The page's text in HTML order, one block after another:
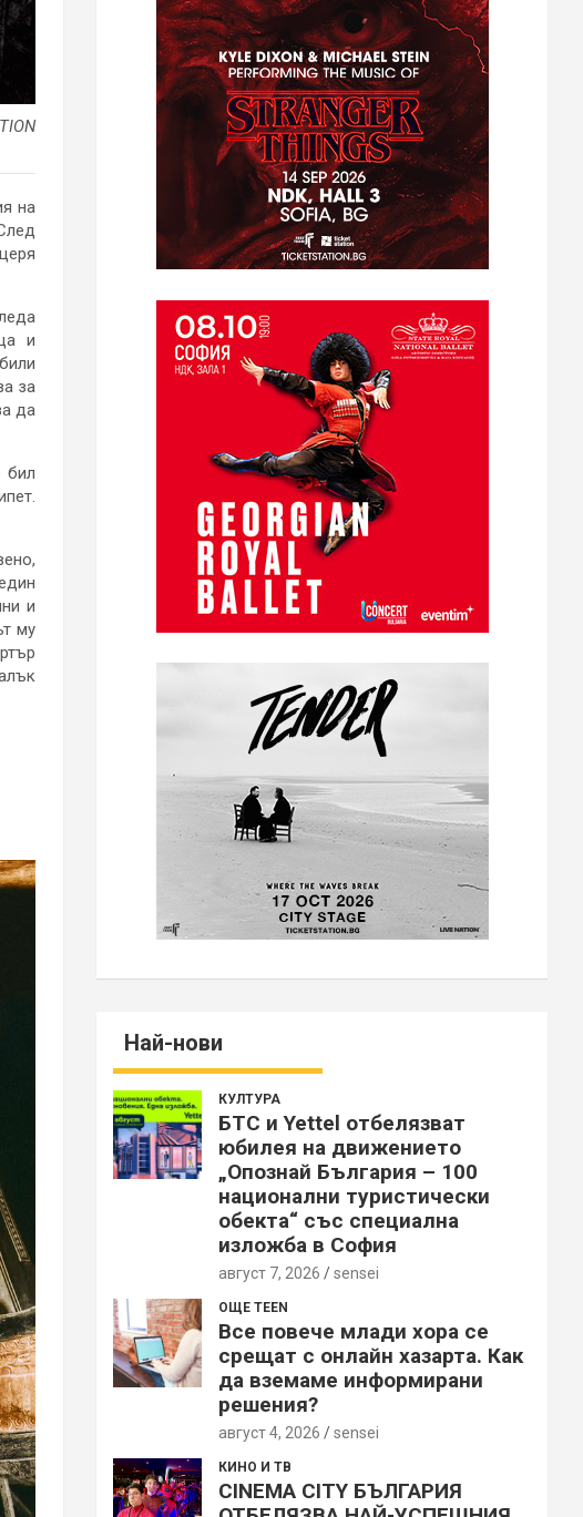
на
и
за
да
бил
и
му
Най-нови
КУЛТУРА
БТС и Yettel отбелязват
юбилея на движението
„Опознай България – 100
национални туристически
обекта“ със специална
изложба в София
август 7, 2026 sensei
ОЩЕ TEEN
Все повече млади хора се
срещат с онлайн хазарта. Как
да вземаме информирани
решения?
август 4, 2026 sensei
КИНО И ТВ
CINEMA CITY БЪЛГАРИЯ